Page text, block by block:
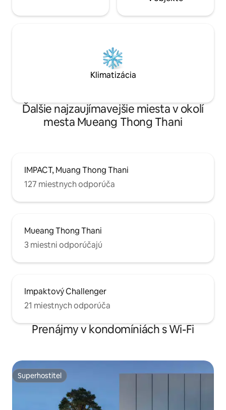
Klimatizácia
Ďalšie najzaujímavejšie miesta v okolí
mesta Mueang Thong Thani
IMPACT, Muang Thong Thani
127 miestnych odporúča
Mueang Thong Thani
3 miestni odporúčajú
Impaktový Challenger
21 miestnych odporúča
Prenájmy v kondomíniách s Wi-Fi
Superhostiteľ
Superhostiteľ